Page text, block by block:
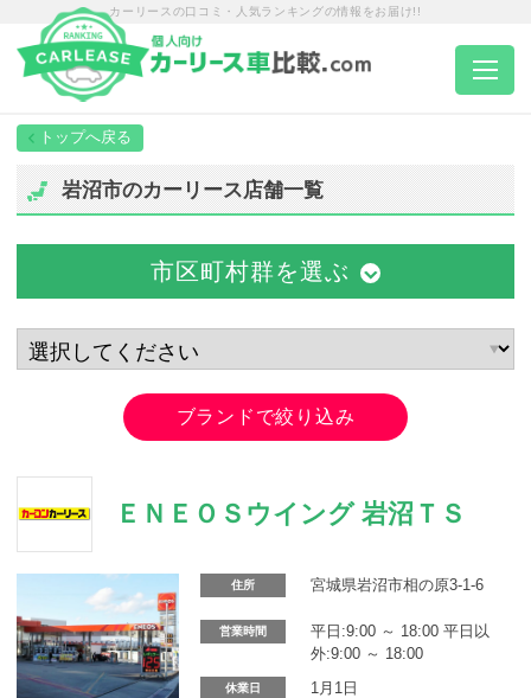
カーリースの口コミ・人気ランキングの情報をお届け!!
トップページ
エリア別ランキング
エリア別店舗一覧
お役立ち記事
岩沼市のカーリース店舗一覧
市区町村群を選ぶ
ブランドで絞り込み
ＥＮＥＯＳウイング 岩沼ＴＳ
住所 宮城県岩沼市相の原3-1-6
営業時間
平日:9:00 ～ 18:00 平日以
外:9:00 ～ 18:00
休業日 1月1日